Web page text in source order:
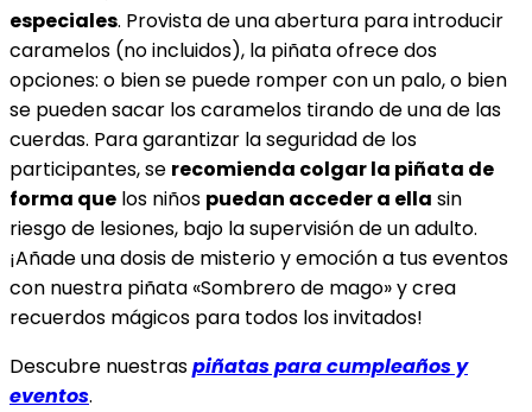
especiales. Provista de una abertura para introducir
caramelos (no incluidos), la piñata ofrece dos
opciones: o bien se puede romper con un palo, o bien
se pueden sacar los caramelos tirando de una de las
cuerdas. Para garantizar la seguridad de los
participantes, se recomienda colgar la piñata de
forma que los niños puedan acceder a ella sin
riesgo de lesiones, bajo la supervisión de un adulto.
¡Añade una dosis de misterio y emoción a tus eventos
con nuestra piñata «Sombrero de mago» y crea
recuerdos mágicos para todos los invitados!
Descubre nuestraspiñatas para cumpleaños y
eventos.